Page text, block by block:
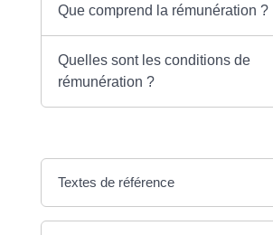
Que comprend la rémunération ?
Quelles sont les conditions de
rémunération ?
Textes de référence